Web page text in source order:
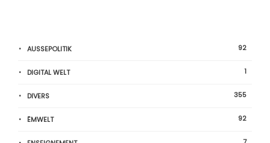
AUSSEPOLITIK 92
DIGITAL WELT 1
DIVERS 355
ËMWELT 92